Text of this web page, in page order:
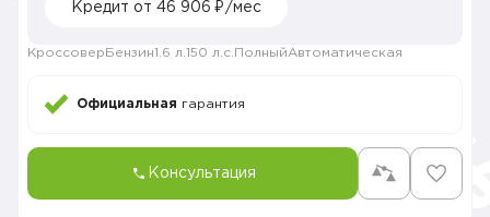
Кредит от 46 906 ₽/мес
Кроссовер Бензин1.6 л. 150 л.с. ПолныйАвтоматическая
Официальная гарантия
Консультация